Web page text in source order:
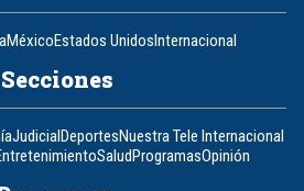
MéxicoEstados UnidosInternacional
Secciones
JudicialDeportesNuestra Tele Internacional
SaludProgramasOpinión